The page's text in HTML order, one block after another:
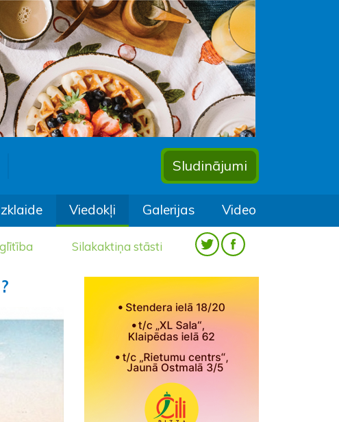
Sludinājumi
Viedokļi Galerijas Video
Silakaktiņa stāsti